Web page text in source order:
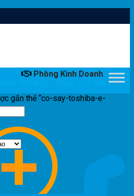
Phòng Kinh Doanh
0938 795 800 - 0902 403 788 -
gắn thẻ “co-say-toshiba-e-